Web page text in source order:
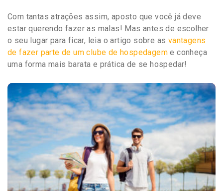
Com tantas atrações assim, aposto que você já deve
estar querendo fazer as malas! Mas antes de escolher
o seu lugar para ficar, leia o artigo sobre as vantagens
de fazer parte de um clube de hospedagem e conheça
uma forma mais barata e prática de se hospedar!